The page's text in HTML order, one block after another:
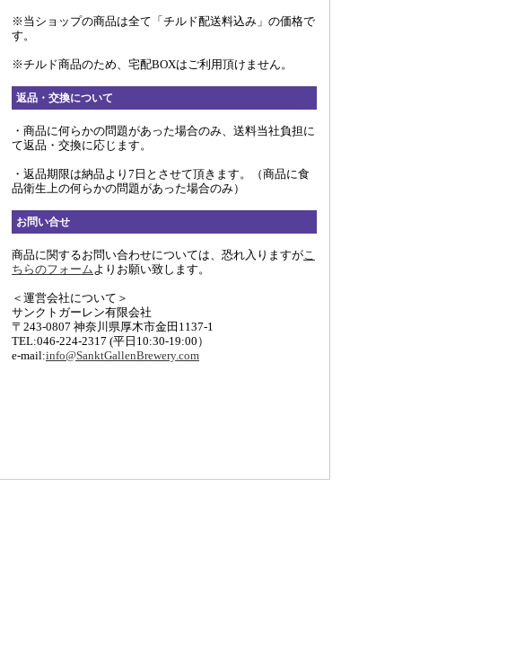
※当ショップの商品は全て「チルド配送料込み」の価格で
す。
※チルド商品のため、宅配BOXはご利用頂けません。
返品・交換について
・商品に何らかの問題があった場合のみ、送料当社負担に
て返品・交換に応じます。
・返品期限は納品より7日とさせて頂きます。（商品に食
品衛生上の何らかの問題があった場合のみ）
お問い合せ
商品に関するお問い合わせについては、恐れ入りますがこ
ちらのフォームよりお願い致します。
＜運営会社について＞
サンクトガーレン有限会社
〒243-0807 神奈川県厚木市金田1137-1
TEL:046-224-2317 (平日10:30-19:00）
e-mail:info@SanktGallenBrewery.com